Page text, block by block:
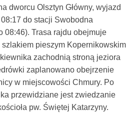
dworcu Olsztyn Główny, wyjazd
do stacji Swobodna
08:46). Trasa rajdu obejmuje
szlakiem pieszym Kopernikowskim
zachodnią stroną jeziora
zaplanowano obejrzenie
w miejscowości Chmury. Po
przewidziane jest zwiedzanie
pw. Świętej Katarzyny.